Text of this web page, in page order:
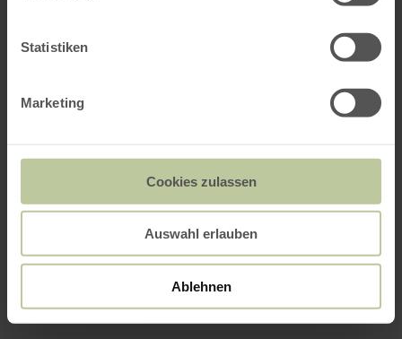
Statistiken
Marketing
Cookies zulassen
Auswahl erlauben
Ablehnen